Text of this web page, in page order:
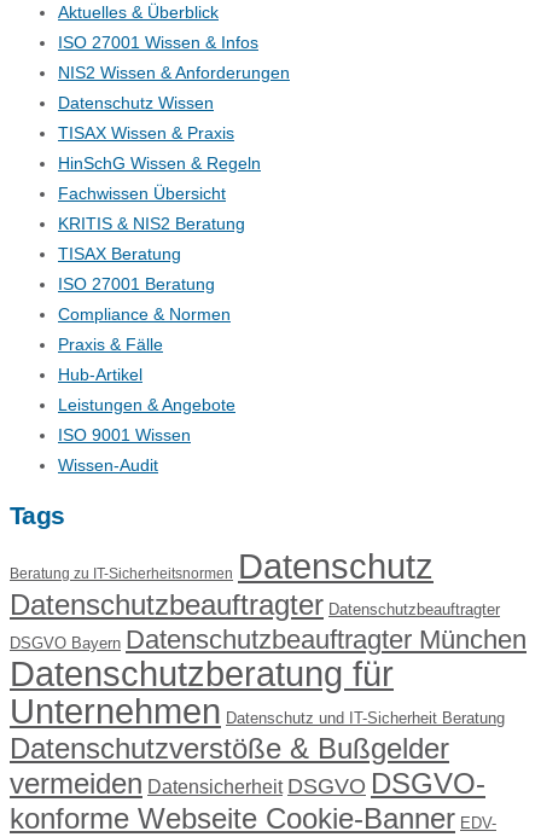
Aktuelles & Überblick
ISO 27001 Wissen & Infos
NIS2 Wissen & Anforderungen
Datenschutz Wissen
TISAX Wissen & Praxis
HinSchG Wissen & Regeln
Fachwissen Übersicht
KRITIS & NIS2 Beratung
TISAX Beratung
ISO 27001 Beratung
Compliance & Normen
Praxis & Fälle
Hub-Artikel
Leistungen & Angebote
ISO 9001 Wissen
Wissen-Audit
Tags
Beratung zu IT-Sicherheitsnormen Datenschutz
Datenschutzbeauftragter Datenschutzbeauftragter
DSGVO Bayern Datenschutzbeauftragter München
Datenschutzberatung für
Unternehmen Datenschutz und IT-Sicherheit Beratung
Datenschutzverstöße & Bußgelder
vermeiden Datensicherheit DSGVO DSGVO-
konforme Webseite Cookie-Banner EDV-